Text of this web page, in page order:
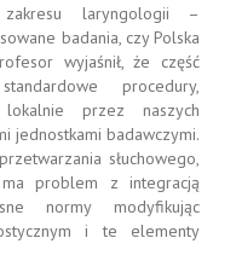
laryngologii –
badania, czy Polska
wyjaśnił, że część
procedury,
przez naszych
jednostkami badawczymi.
słuchowego,
problem z integracją
normy modyfikując
i te elementy